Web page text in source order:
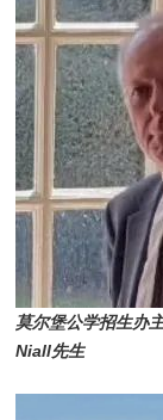
莫尔堡公学招生办
Niall先生